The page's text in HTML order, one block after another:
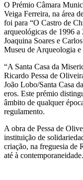
O Prémio Câmara
Veiga Ferreira, na área
foi para “O Castro de
arqueológicas de 1996
Joaquina Soares e
Museu de Arqueologia
“A Santa Casa da
Ricardo Pessa de
João Lobo/Santa Casa
eros. Este prémio
âmbito de qualquer
regulamento.
A obra de Pessa de
instituição de
criação, na freguesia de
até à contemporaneidade.